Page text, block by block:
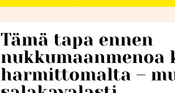
Tämä tapa ennen
nukkumaanmenoa
harmittomalta –